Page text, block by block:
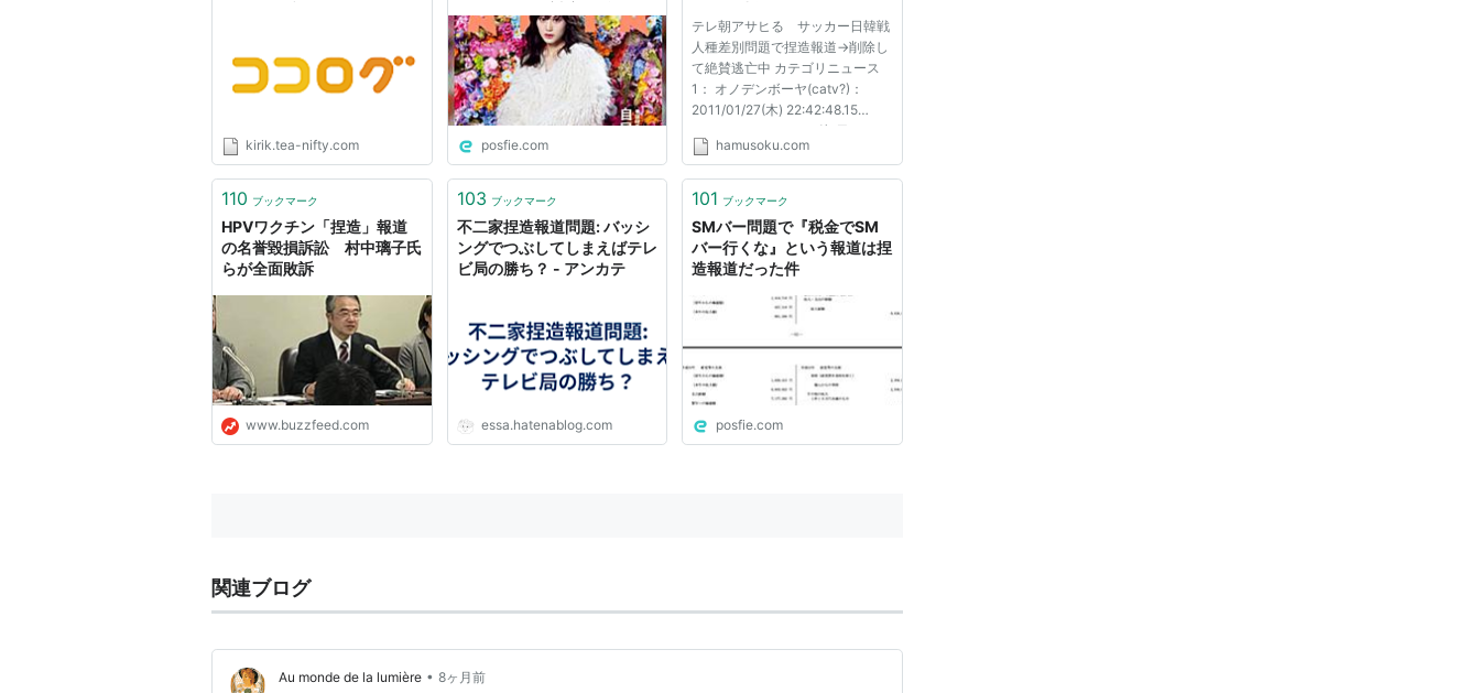
kirik.tea-nifty.com
もそもそこに萩生田大臣は居
なかった
posfie.com
テレ朝アサヒる サッカー日韓戦
人種差別問題で捏造報道→削除し
て絶賛逃亡中 カテゴリニュース
1： オノデンボーヤ(catv?)：
2011/01/27(木) 22:42:48.15
ID:k0mbpiYu0 テレビ朝日ワイド
スクランブルで捏造か？ 問題の
秒から 何故か日本対オランダの
拠 3...
hamusoku.com
110 ブックマーク
HPVワクチン「捏造」報道
の名誉毀損訴訟 村中璃子氏
らが全面敗訴
www.buzzfeed.com
103 ブックマーク
不二家捏造報道問題: バッシ
ングでつぶしてしまえばテレ
ビ局の勝ち？ - アンカテ
essa.hatenablog.com
101 ブックマーク
SMバー問題で『税金でSM
バー行くな』という報道は捏
造報道だった件
posfie.com
関連ブログ
Au monde de la lumière • 8ヶ月前